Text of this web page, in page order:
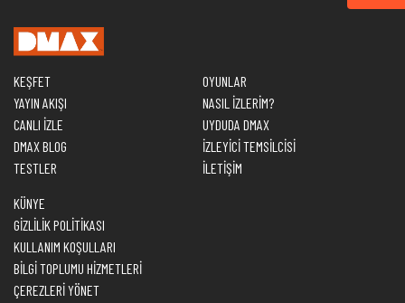
KEŞFET
YAYIN AKIŞI
CANLI İZLE
DMAX BLOG
TESTLER
OYUNLAR
NASIL İZLERİM?
UYDUDA DMAX
İZLEYİCİ TEMSİLCİSİ
İLETİŞİM
KÜNYE
GİZLİLİK POLİTİKASI
KULLANIM KOŞULLARI
BİLGİ TOPLUMU HİZMETLERİ
ÇEREZLERİ YÖNET